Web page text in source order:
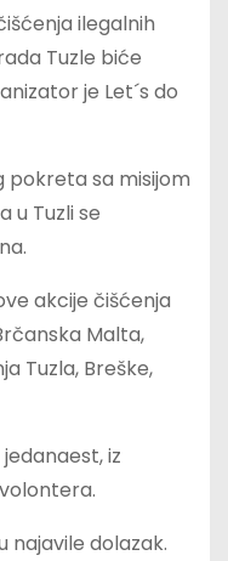
ilegalnih
Tuzle biće
je Let´s do
pokreta sa misijom
u Tuzli se
akcije čišćenja
Malta,
Tuzla, Breške,
iz
najavile dolazak.